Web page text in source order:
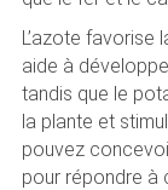
L’azote favorise
aide à
tandis que le
la plante et
pouvez
pour répondre à